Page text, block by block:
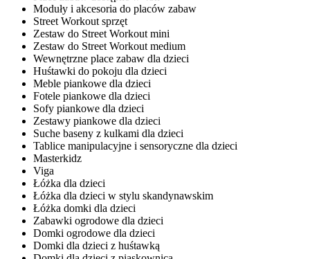
Moduły i akcesoria do placów zabaw
Street Workout sprzęt
Zestaw do Street Workout mini
Zestaw do Street Workout medium
Wewnętrzne place zabaw dla dzieci
Huśtawki do pokoju dla dzieci
Meble piankowe dla dzieci
Fotele piankowe dla dzieci
Sofy piankowe dla dzieci
Zestawy piankowe dla dzieci
Suche baseny z kulkami dla dzieci
Tablice manipulacyjne i sensoryczne dla dzieci
Masterkidz
Viga
Łóżka dla dzieci
Łóżka dla dzieci w stylu skandynawskim
Łóżka domki dla dzieci
Zabawki ogrodowe dla dzieci
Domki ogrodowe dla dzieci
Domki dla dzieci z huśtawką